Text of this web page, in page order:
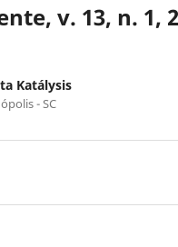
v. 13, n. 1,
Katálysis
- SC